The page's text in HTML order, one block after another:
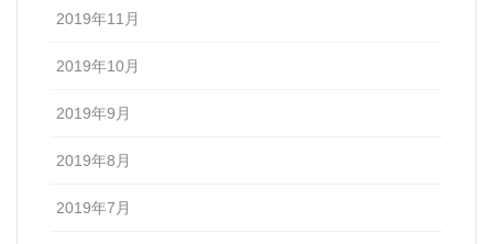
2019年11月
2019年10月
2019年9月
2019年8月
2019年7月